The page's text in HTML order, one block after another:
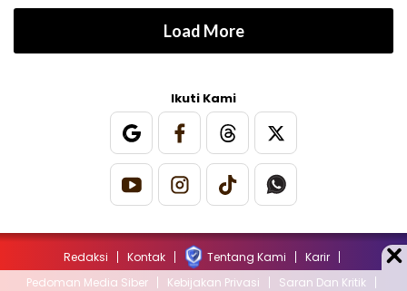
Load More
Ikuti Kami
Redaksi Kontak Tentang Kami
Karir
Pedoman Media Siber
Kebijakan Privasi Saran Dan Kritik